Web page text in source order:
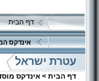
דף הבית
אינדקס
עטרת ישראל
דף הבית > אינדקס